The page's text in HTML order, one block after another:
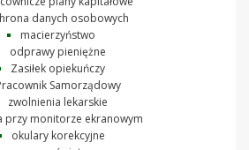
danych osobowych
macierzyństwo
odprawy pieniężne
Zasiłek opiekuńczy
Samorządowy
zwolnienia lekarskie
przy monitorze ekranowym
okulary korekcyjne